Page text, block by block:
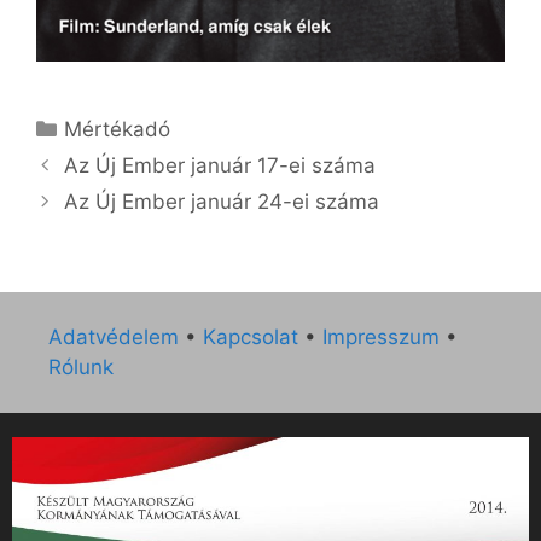
Kategória
Mértékadó
Az Új Ember január 17-ei száma
Az Új Ember január 24-ei száma
Adatvédelem • Kapcsolat • Impresszum •
Rólunk